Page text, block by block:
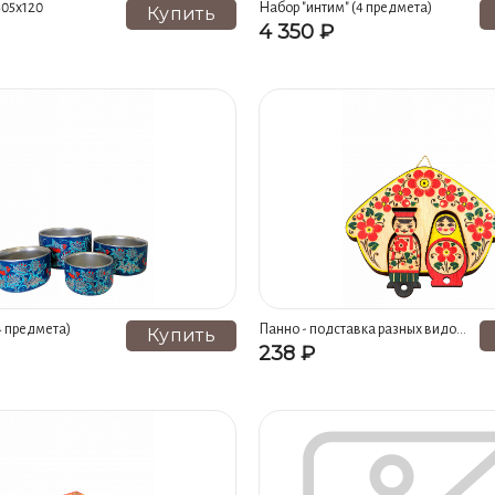
(9) Коллекция "Снежинки" (9)
Платки (5)
(5) Сухарницы (4) Масленки (3)
Купить Набор "интим" (4 предмета)
4 350 ₽
предмета) Купить
Панно - подставка разных видов
и размеров (ключница
238 ₽